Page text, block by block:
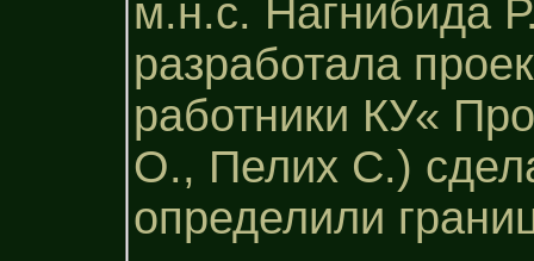
м.н.с. Нагнибида
разработала
работники КУ«
О., Пелих С.)
определили